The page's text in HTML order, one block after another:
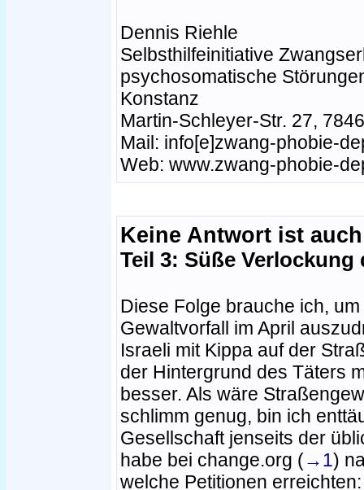
Dennis Riehle
Selbsthilfeinitiative
psychosomatische
Konstanz
Martin-Schleyer-Str. 27,
Mail: info[e]zwang-phobie-
Web: www.zwang-phobie-
Keine Antwort ist
Teil 3: Süße Verlockung
Diese Folge brauche ich,
Gewaltvorfall im April
Israeli mit Kippa auf der
der Hintergrund des Täters
besser. Als wäre
schlimm genug, bin ich
Gesellschaft jenseits der
habe bei change.org (→1)
welche Petitionen erreichten: